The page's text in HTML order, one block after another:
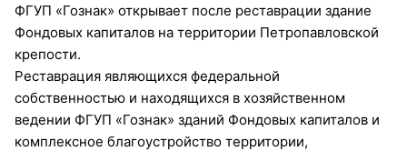
ФГУП «Гознак» открывает после реставрации здание
Фондовых капиталов на территории Петропавловской
крепости.
Реставрация являющихся федеральной
собственностью и находящихся в хозяйственном
ведении ФГУП «Гознак» зданий Фондовых капиталов и
комплексное благоустройство территории,